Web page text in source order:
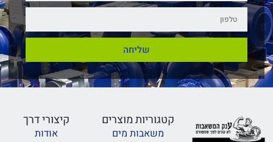
שליחה
קטגוריות מוצרים
משאבות מים
קיצורי דרך
אודות